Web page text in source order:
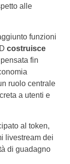
alle
funzioni
costruisce
fin
ruolo centrale
a utenti e
al token,
livestream dei
di guadagno